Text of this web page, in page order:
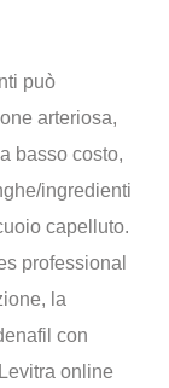
può
arteriosa,
basso costo,
ingredienti
capelluto.
professional
la
con
online